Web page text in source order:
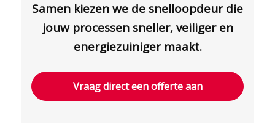
Samen kiezen we de snelloopdeur die
jouw processen sneller, veiliger en
energiezuiniger maakt.
Vraag direct een offerte aan